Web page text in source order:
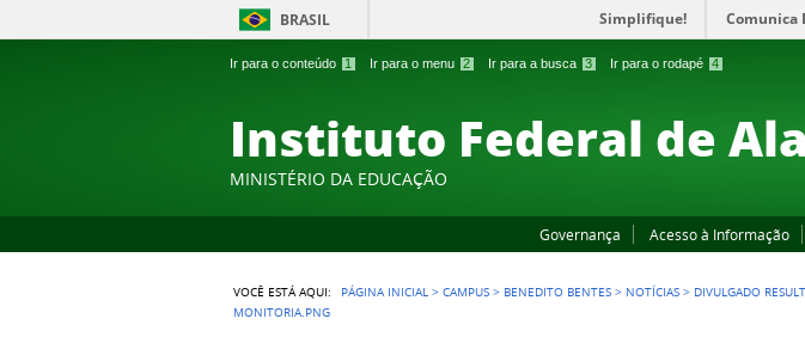
Ir para o conteúdo 1 Ir para o menu 2 Ir para a busca 3 Ir para o rodapé 4
BRASIL Simplifique! Comunica
Instituto Federal de
MINISTÉRIO DA EDUCAÇÃO
Governança Acesso à Informação
VOCÊ ESTÁ AQUI: PÁGINA INICIAL >CAMPUS > BENEDITO BENTES > NOTÍCIAS > DIVULGADO
MONITORIA.PNG